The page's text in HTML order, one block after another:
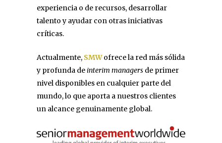
experiencia o de recursos, desarrollar
talento y ayudar con otras iniciativas
críticas.
Actualmente, SMWofrece la red más sólida
y profunda deinterim managers de primer
nivel disponibles en cualquier parte del
mundo, lo que aporta a nuestros clientes
un alcance genuinamente global.